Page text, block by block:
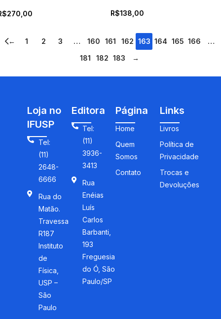
Comenius
R$138,00
270,00
← 1 2 3 … 160 161 162 163 164 165 166
…
181
182 183 →
Loja no
IFUSP
Tel:
(11)
2648-
6666
Rua do
Matão.
Travessa
R187
Instituto
de
Física,
USP –
São
Paulo
Editora
Tel:
(11)
3936-
3413
Rua
Enéias
Luís
Carlos
Barbanti,
193
Freguesia
do Ó, São
Paulo/SP
Página
Home
Quem
Somos
Contato
Links
Livros
Política de
Privacidade
Trocas e
Devoluções